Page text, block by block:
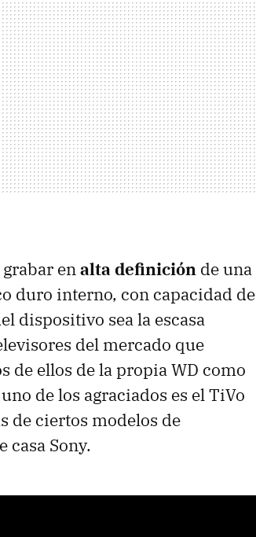
enalta definición de una
duro interno, con capacidad de
dispositivo sea la escasa
del mercado que
de ellos de la propia WD como
de los agraciados es el TiVo
de ciertos modelos de
casa Sony.